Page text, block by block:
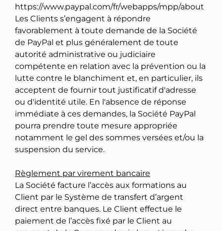
https://www.paypal.com/fr/webapps/mpp/about
Les Clients s’engagent à répondre
favorablement à toute demande de la Société
de PayPal et plus généralement de toute
autorité administrative ou judiciaire
compétente en relation avec la prévention ou la
lutte contre le blanchiment et, en particulier, ils
acceptent de fournir tout justificatif d'adresse
ou d'identité utile. En l'absence de réponse
immédiate à ces demandes, la Société PayPal
pourra prendre toute mesure appropriée
notamment le gel des sommes versées et/ou la
suspension du service.
Règlement par virement bancaire
La Société facture l’accès aux formations au
Client par le Système de transfert d’argent
direct entre banques. Le Client effectue le
paiement de l’accès fixé par le Client au